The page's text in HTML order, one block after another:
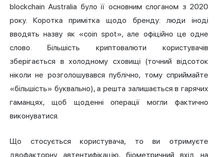
blockchain Australia було її основним слоганом з 2020
року. Коротка примітка щодо бренду: люди іноді
вводять назву як «coin spot», але офіційно це одне
слово. Більшість криптовалюти користувачів
зберігається в холодному сховищі (точний відсоток
ніколи не розголошувався публічно, тому сприймайте
«більшість» буквально), а решта залишається в гарячих
гаманцях, щоб щоденні операції могли фактично
виконуватися.
Що стосується користувача, то ви отримуєте
двофакторну автентифікацію, біометричний вхід на